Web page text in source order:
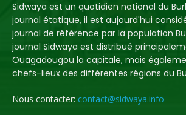
Sidwaya est un quotidien national du
journal étatique, il est aujourd'hui
journal de référence par la population
journal Sidwaya est distribué
Ouagadougou la capitale, mais
chefs-lieux des différentes régions du
Nous contacter: contact@sidwaya.info